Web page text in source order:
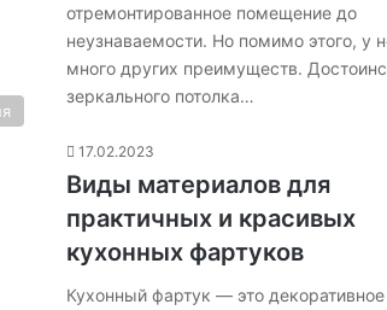
отремонтированное помещение до
неузнаваемости. Но помимо этого, у
много других преимуществ.
зеркального потолка…
17.02.2023
Виды материалов для
практичных и красивых
кухонных фартуков
Кухонный фартук — это декоративное